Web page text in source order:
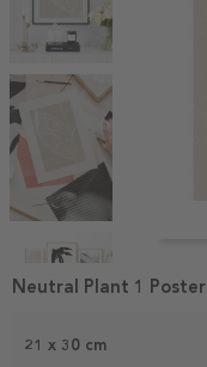
Item
1
21 x 30 cm
Neutral Plant 1 Poster